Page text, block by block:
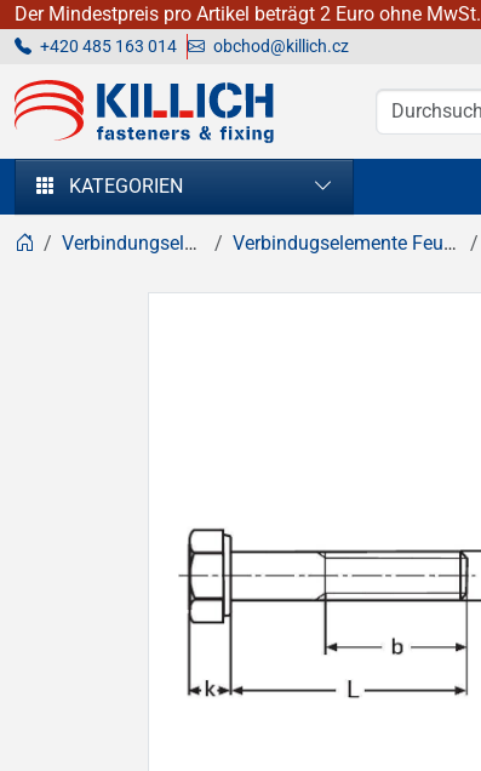
Der Mindestpreis pro Artikel beträgt 2 Euro ohne MwSt.
+420 485 163 014 obchod@killich.cz
KILLICH - Verbindungselemente
KATEGORIEN
Verbindungselemente Verbindugselemente Feuerverzinkt